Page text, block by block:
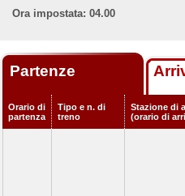
Ora impostata: 04.00
Partenze
Orario di
partenza
Tipo e n. di
treno
Stazione di
(orario di